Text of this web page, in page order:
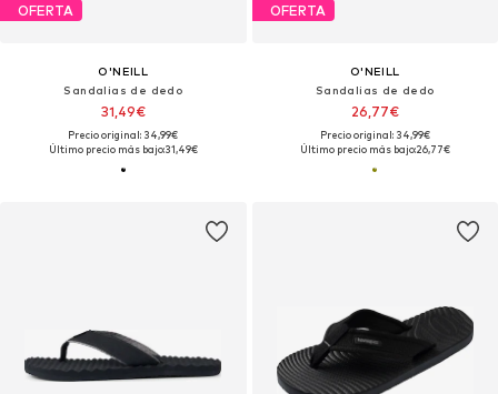
OFERTA
O'NEILL
Sandalias de dedo
31,49€
Precio original: 34,99€
Último precio más bajo:31,49€
OFERTA
O'NEILL
Sandalias de dedo
26,77€
Precio original: 34,99€
Último precio más bajo:26,77€